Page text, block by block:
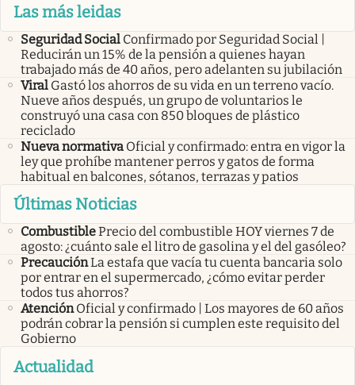
Las más leidas
Seguridad Social Confirmado por Seguridad Social |
Reducirán un 15% de la pensión a quienes hayan
trabajado más de 40 años, pero adelanten su jubilación
Viral Gastó los ahorros de su vida en un terreno vacío.
Nueve años después, un grupo de voluntarios le
construyó una casa con 850 bloques de plástico
reciclado
Nueva normativa Oficial y confirmado: entra en vigor la
ley que prohíbe mantener perros y gatos de forma
habitual en balcones, sótanos, terrazas y patios
Últimas Noticias
CombustiblePrecio del combustible HOY viernes 7 de
agosto: ¿cuánto sale el litro de gasolina y el del gasóleo?
PrecauciónLa estafa que vacía tu cuenta bancaria solo
por entrar en el supermercado, ¿cómo evitar perder
todos tus ahorros?
Atención Oficial y confirmado | Los mayores de 60 años
podrán cobrar la pensión si cumplen este requisito del
Gobierno
Actualidad